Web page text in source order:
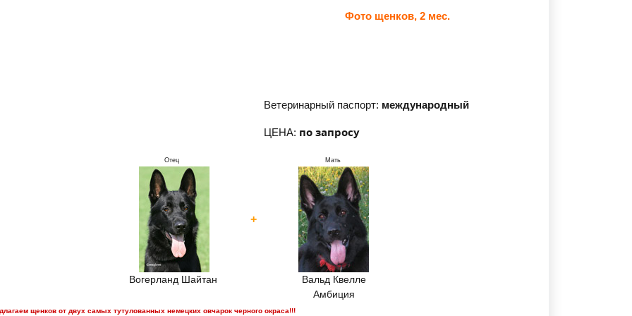
Фото щенков, 2 мес.
Ветеринарный паспорт: международный
ЦЕНА: по запросу
Отец Мать
+
Вогерланд Шайтан
Вальд Квелле
Амбиция
щенков от двух самых тутулованных немецких овчарок черного окраса!!!